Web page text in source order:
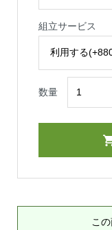
組立サービス
数量
こ